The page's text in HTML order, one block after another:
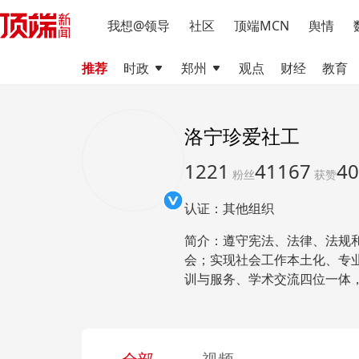
我想@领导 社区 顶端MCN 舆情
推荐 时政 郑州 观点 财经 教育
洛宁珍爱社工
1221 粉丝41167 获赞
认证：其他组织
简介：遵守宪法、法律、法规
会；实现社会工作本土化、专
训与服务、学术交流四位一体